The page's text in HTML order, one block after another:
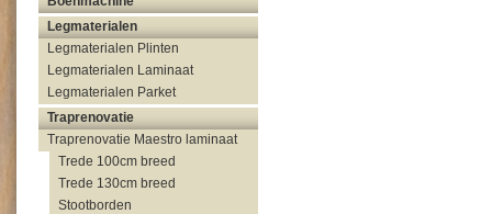
Legmaterialen
Legmaterialen Plinten
Legmaterialen Laminaat
Legmaterialen Parket
Traprenovatie
Traprenovatie Maestro laminaat
Trede 100cm breed
Trede 130cm breed
Stootborden